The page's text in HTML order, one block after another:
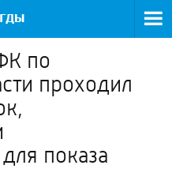
по
проходил
показа